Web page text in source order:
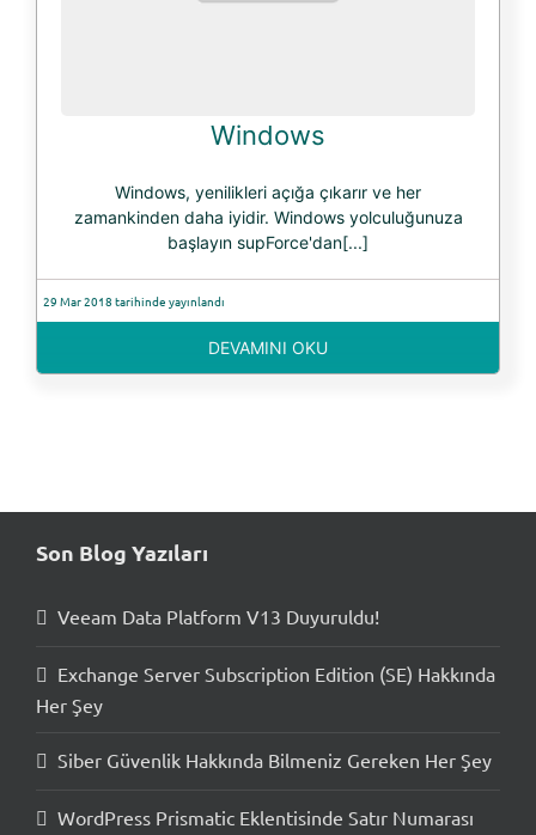
Windows
Windows, yenilikleri açığa çıkarır ve her
zamankinden daha iyidir. Windows yolculuğunuza
başlayın supForce'dan[...]
29 Mar 2018 tarihinde yayınlandı
DEVAMINI OKU
Son Blog Yazıları
Veeam Data Platform V13 Duyuruldu!
Exchange Server Subscription Edition (SE) Hakkında
Her Şey
Siber Güvenlik Hakkında Bilmeniz Gereken Her Şey
WordPress Prismatic Eklentisinde Satır Numarası